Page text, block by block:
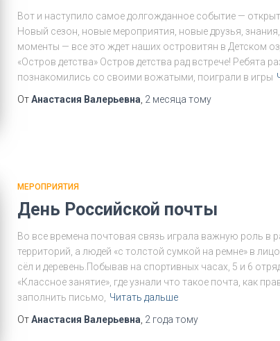
Вот и наступило самое долгожданное событие —
Новый сезон, новые мероприятия, новые друзья,
моменты — все это ждет наших островитян в Детском
«Остров детства» Остров детства рад встрече! Ребята
познакомились со своими вожатыми, поиграли в игры
ОтАнастасия Валерьевна 2 месяца тому
МЕРОПРИЯТИЯ
День Российской почты
Во все времена почтовая связь играла важную роль в
территорий, а людей «с толстой сумкой на ремне» в
сёл и деревень.Побывав на спортивных часах, 5 и 6
«Классное занятие», где узнали что такое почта, как
заполнить письмо,
Читать дальше
ОтАнастасия Валерьевна 2 года тому